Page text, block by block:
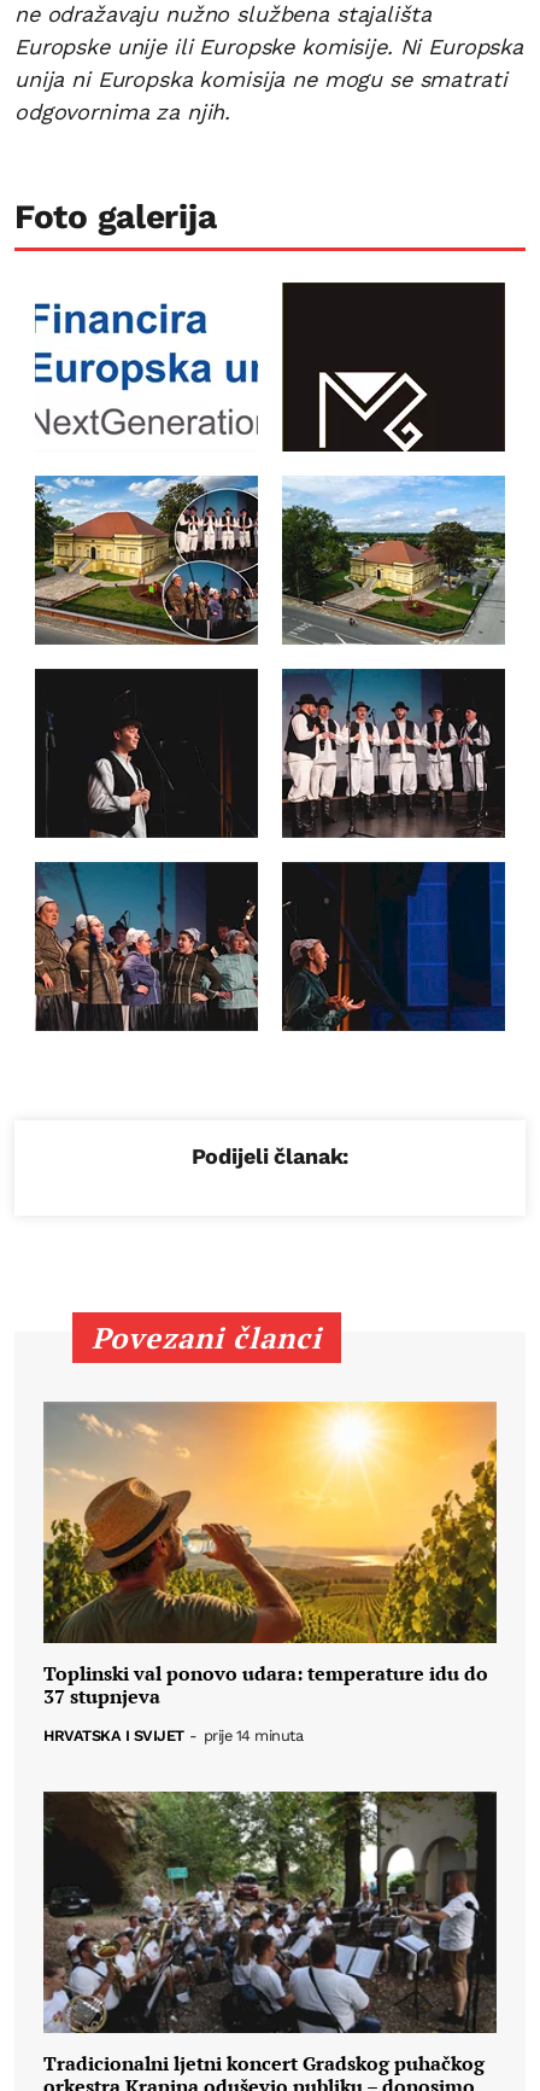
ne odražavaju nužno službena stajališta
Europske unije ili Europske komisije. Ni Europska
unija ni Europska komisija ne mogu se smatrati
odgovornima za njih.
Foto galerija
Podijeli članak:
Povezani članci
Toplinski val ponovo udara: temperature idu do
37 stupnjeva
HRVATSKA I SVIJET - prije 14 minuta
Tradicionalni ljetni koncert Gradskog puhačkog